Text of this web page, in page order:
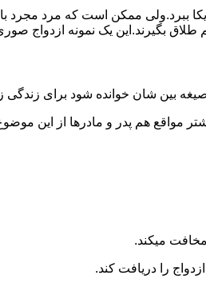
آمریکا ببرد.ولی ممکن است که مرد
طلاق بگیرند.این یک نمونه ازدواج
بین شان خوانده شود برای
مواقع هم پدر و مادرها از این
میکند.
را دریافت کند.